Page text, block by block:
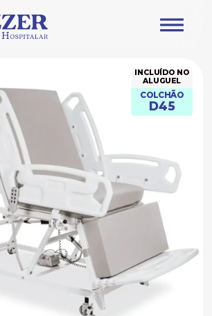
INCLUÍDO NO
ALUGUEL
COLCHÃO
D45